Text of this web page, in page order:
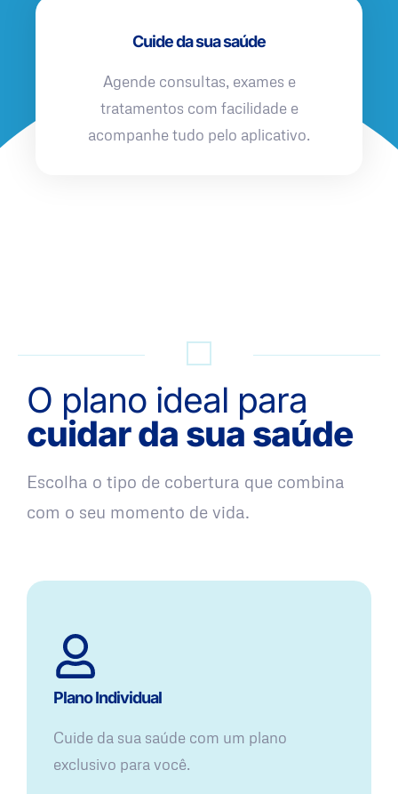
Cuide da sua saúde
Agende consultas, exames e
tratamentos com facilidade e
acompanhe tudo pelo aplicativo.
O plano ideal para
cuidar da sua saúde
Escolha o tipo de cobertura que combina
com o seu momento de vida.
Plano Individual
Cuide da sua saúde com um plano
exclusivo para você.